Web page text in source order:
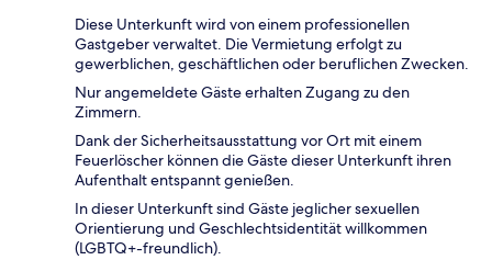
Diese Unterkunft wird von einem professionellen
Gastgeber verwaltet. Die Vermietung erfolgt zu
gewerblichen, geschäftlichen oder beruflichen Zwecken.
Nur angemeldete Gäste erhalten Zugang zu den
Zimmern.
Dank der Sicherheitsausstattung vor Ort mit einem
Feuerlöscher können die Gäste dieser Unterkunft ihren
Aufenthalt entspannt genießen.
In dieser Unterkunft sind Gäste jeglicher sexuellen
Orientierung und Geschlechtsidentität willkommen
(LGBTQ+-freundlich).